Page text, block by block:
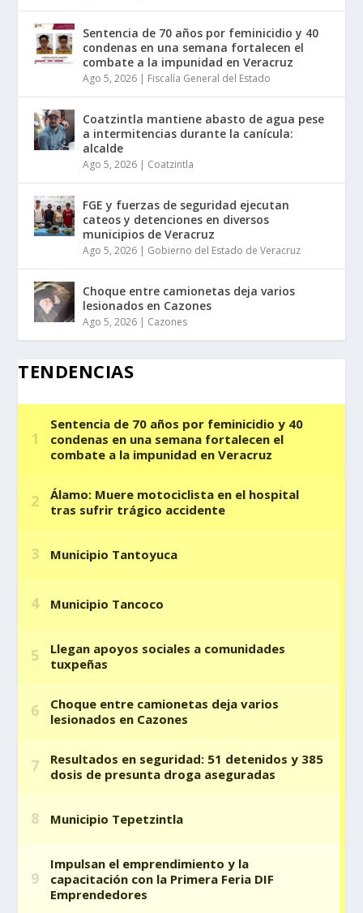
Sentencia de 70 años por feminicidio y 40
condenas en una semana fortalecen el
combate a la impunidad en Veracruz
Ago 5, 2026 | Fiscalía General del Estado
Coatzintla mantiene abasto de agua pese
a intermitencias durante la canícula:
alcalde
Ago 5, 2026 | Coatzintla
FGE y fuerzas de seguridad ejecutan
cateos y detenciones en diversos
municipios de Veracruz
Ago 5, 2026 | Gobierno del Estado de Veracruz
Choque entre camionetas deja varios
lesionados en Cazones
Ago 5, 2026 | Cazones
TENDENCIAS